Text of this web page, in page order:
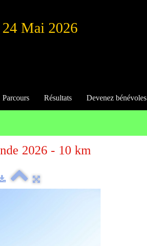
24 Mai 2026
Parcours Résultats Devenez bénévoles
2026 - 10 km